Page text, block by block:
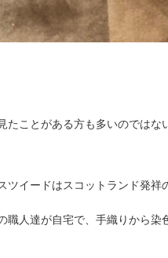
たことがある方も多いのではな
ツイードはスコットランド発祥
職人達が自宅で、手織りから染